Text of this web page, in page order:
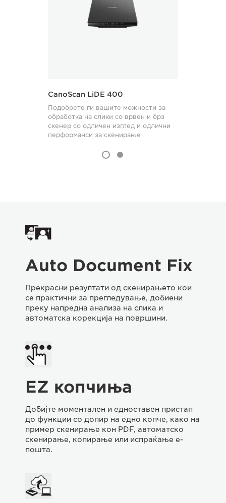
CanoScan LiDE 400
Подобрете ги вашите можности за
обработка на слики со врвен и брз
скенер со одличен изглед и одлични
перформанси за скенирање
Auto Document Fix
Прекрасни резултати од скенирањето кои
се практични за прегледување, добиени
преку напредна анализа на слика и
автоматска корекција на површини.
EZ копчиња
Добијте моментален и едноставен пристап
до функции со допир на едно копче, како на
пример скенирање кон PDF, автоматско
скенирање, копирање или испраќање е-
пошта.